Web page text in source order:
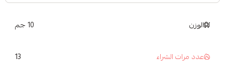
الوزن 10 جم
عدد مرات الشراء 13